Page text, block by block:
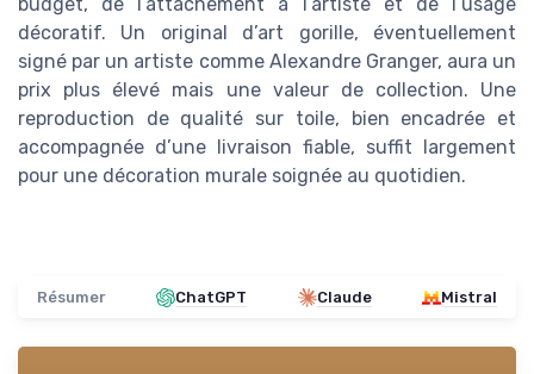
budget, de l’attachement à l’artiste et de l’usage
décoratif. Un original d’art gorille, éventuellement
signé par un artiste comme Alexandre Granger, aura un
prix plus élevé mais une valeur de collection. Une
reproduction de qualité sur toile, bien encadrée et
accompagnée d’une livraison fiable, suffit largement
pour une décoration murale soignée au quotidien.
Résumer ChatGPT Claude Mistral